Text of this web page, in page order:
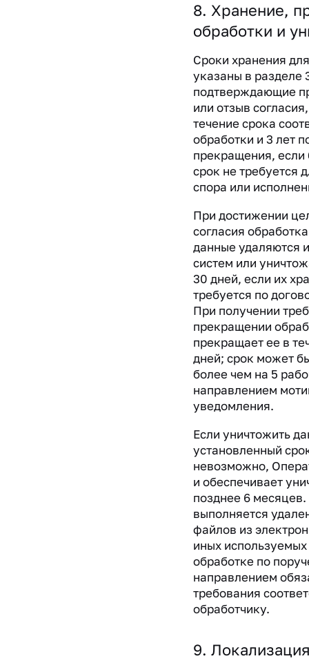
8. Хранение,
обработки и
Сроки хранения
указаны в разделе
подтверждающие
или отзыв
течение срока
обработки и 3 лет
прекращения, если
срок не требуется
спора или
При достижении
согласия
данные удаляются
систем или
30 дней, если их
требуется по
При получении
прекращении
прекращает ее в
дней; срок может
более чем на 5
направлением
уведомления.
Если уничтожить
установленный
невозможно,
и обеспечивает
позднее 6
выполняется
файлов из
иных
обработке по
направлением
требования
обработчику.
9.